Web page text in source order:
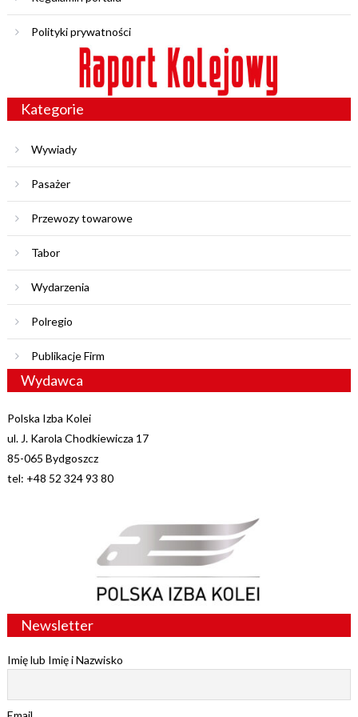
Polityki prywatności
Kategorie
Wywiady
Pasażer
Przewozy towarowe
Tabor
Wydarzenia
Polregio
Publikacje Firm
Wydawca
Polska Izba Kolei
ul. J. Karola Chodkiewicza 17
85-065 Bydgoszcz
tel: +48 52 324 93 80
Newsletter
Imię lub Imię i Nazwisko